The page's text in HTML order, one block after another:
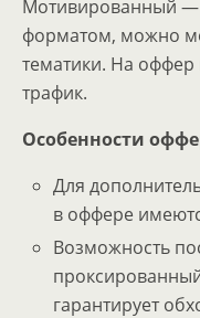
Мотивированный —
форматом, можно
тематики. На
трафик.
Особенности
Для
в оффере
Возможность
гарантирует